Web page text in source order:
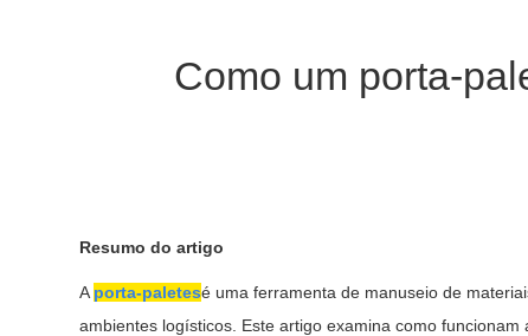
Como um porta-
Resumo do artigo
A porta-paletesé uma ferramenta de manuseio de
ambientes logísticos. Este artigo examina como